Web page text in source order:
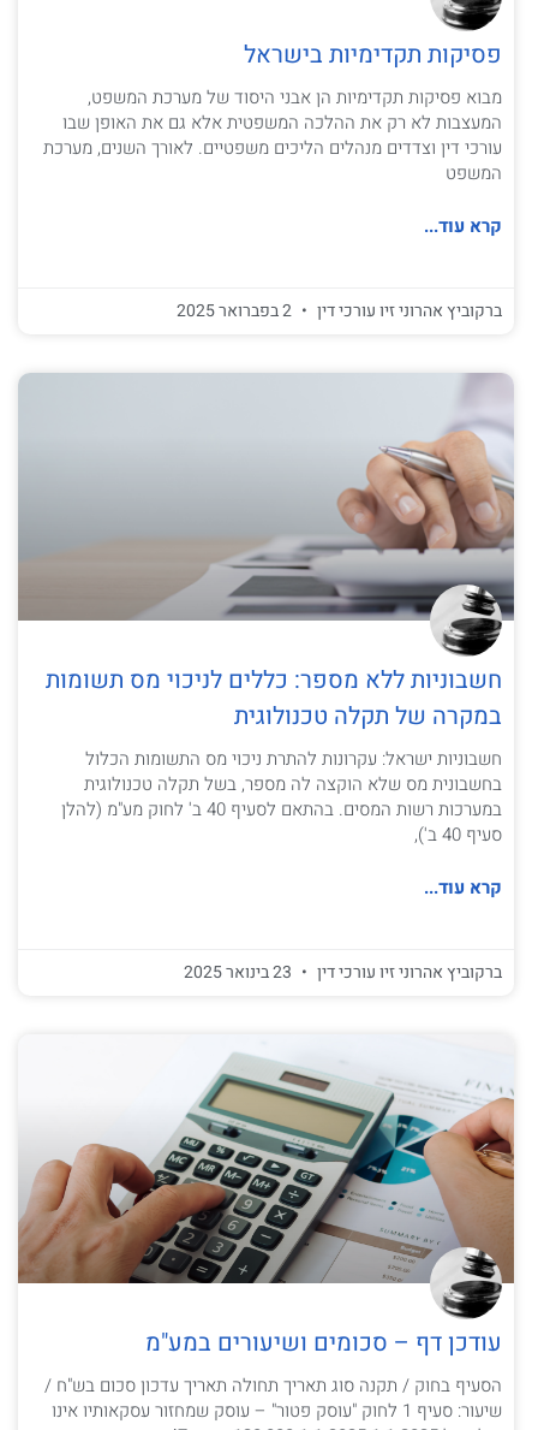
פסיקות תקדימיות בישראל
מבוא פסיקות תקדימיות הן אבני היסוד של מערכת המשפט,
המעצבות לא רק את ההלכה המשפטית אלא גם את האופן שבו
עורכי דין וצדדים מנהלים הליכים משפטיים. לאורך השנים, מערכת
המשפט
קרא עוד...
ברקוביץ אהרוני זיו עורכי דין
חשבוניות ללא מספר: כללים לניכוי מס תשומות
במקרה של תקלה טכנולוגית
חשבוניות ישראל: עקרונות להתרת ניכוי מס התשומות הכלול
בחשבונית מס שלא הוקצה לה מספר, בשל תקלה טכנולוגית
במערכות רשות המסים. בהתאם לסעיף 40 ב' לחוק מע"מ (להלן
סעיף 40 ב'),
קרא עוד...
ברקוביץ אהרוני זיו עורכי דין
עודכן דף – סכומים ושיעורים במע"מ
הסעיף בחוק / תקנה סוג תאריך תחולה תאריך עדכון סכום בש"ח /
שיעור: סעיף 1 לחוק "עוסק פטור" – עוסק שמחזור עסקאותיו אינו